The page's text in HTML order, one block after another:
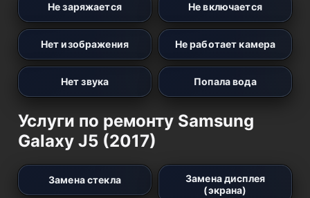
Не заряжается Не включается
Нет изображения Не работает камера
Нет звука Попала вода
Услуги по ремонту Samsung
Galaxy J5 (2017)
Замена стекла
Замена дисплея
(экрана)